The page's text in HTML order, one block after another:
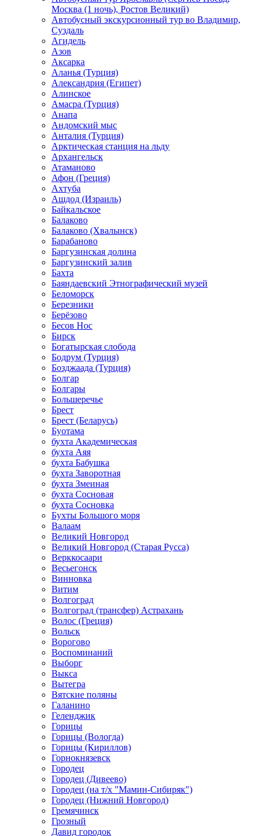
Москва (1 ночь), Ростов Великий)
Автобусный экскурсионный тур во Владимир,
Суздаль
Агидель
Азов
Аксарка
Аланья (Турция)
Александрия (Египет)
Алинское
Амасра (Турция)
Анапа
Андомский мыс
Анталия (Турция)
Арктическая станция на льду
Архангельск
Атаманово
Афон (Греция)
Ахтуба
Ашдод (Израиль)
Байкальское
Балаково
Балаково (Хвалынск)
Барабаново
Баргузинская долина
Баргузинский залив
Бахта
Баяндаевский Этнографический музей
Беломорск
Березники
Берёзово
Бесов Нос
Бирск
Богатырская слобода
Бодрум (Турция)
Бозджаада (Турция)
Болгар
Болгары
Большеречье
Брест
Брест (Беларусь)
Буотама
бухта Академическая
бухта Аяя
бухта Бабушка
бухта Заворотная
бухта Змеиная
бухта Сосновая
бухта Сосновка
Бухты Большого моря
Валаам
Великий Новгород
Великий Новгород (Старая Русса)
Верккосаари
Весьегонск
Винновка
Витим
Волгоград
Волгоград (трансфер) Астрахань
Волос (Греция)
Вольск
Ворогово
Воспоминаний
Выборг
Выкса
Вытегра
Вятские поляны
Галанино
Геленджик
Горицы
Горицы (Вологда)
Горицы (Кириллов)
Горнокнязевск
Городец
Городец (Дивеево)
Городец (на т/х "Мамин-Сибиряк")
Городец (Нижний Новгород)
Гремячинск
Грозный
Давид городок